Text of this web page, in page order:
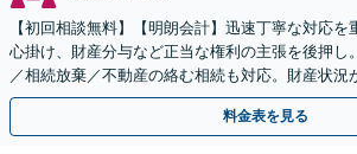
【初回相談無料】【明朗会計】迅速丁寧な対応を
心掛け、財産分与など正当な権利の主張を後押し
／相続放棄／不動産の絡む相続も対応。財産状況
談ください【休日・夜間対応可能】
料金表を見る